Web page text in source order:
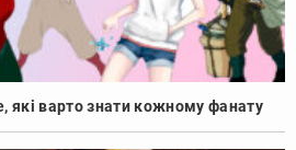
які варто знати кожному фанату